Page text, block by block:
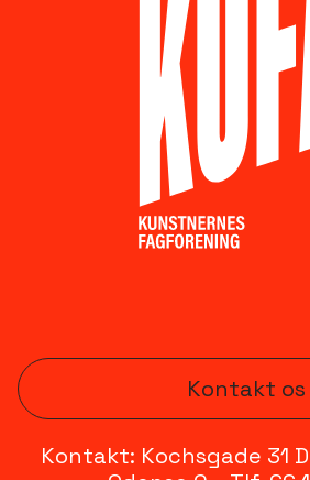
Kontakt os
Kontakt: Kochsgade 31